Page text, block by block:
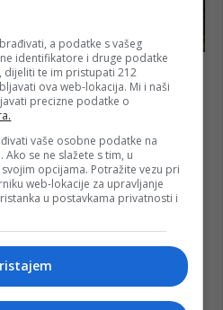
a podatke s vašeg
identifikatore i druge podatke
dijeliti te im pristupati 212
ova web-lokacija. Mi i naši
precizne podatke o
vaše osobne podatke na
se ne slažete s tim, u
opcijama. Potražite vezu pri
web-lokacije za upravljanje
u postavkama privatnosti i